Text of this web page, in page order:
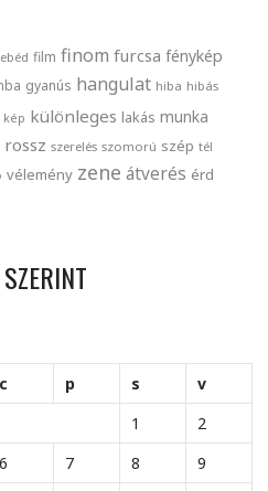
ebéd film finom furcsa fénykép
gyanús hangulat hiba hibás
kép különleges lakás munka
rossz szerelés szomorú szép tél
vélemény zene átverés érd
c p s
v
1
2
6 7 8
9